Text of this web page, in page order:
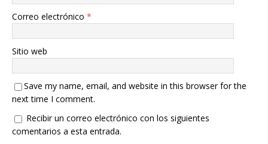
Correo electrónico *
Sitio web
Save my name, email, and website in this browser for the
next time I comment.
Recibir un correo electrónico con los siguientes
comentarios a esta entrada.